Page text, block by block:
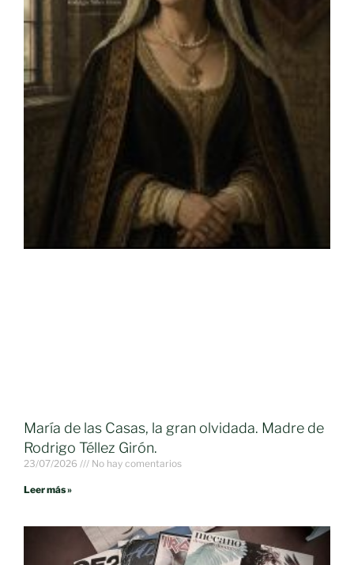
María de las Casas, la gran olvidada. Madre de
Rodrigo Téllez Girón.
23/07/2026 No hay comentarios
Leer más »